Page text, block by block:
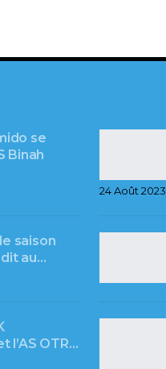
se
Binah
saison
au…
l’AS OTR…
24 Août 2023